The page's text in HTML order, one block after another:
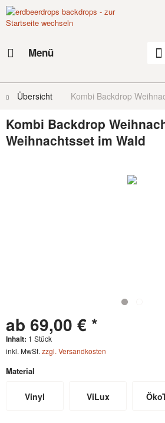
Menü
Übersicht Kombi Backdrop
Kombi Backdrop
Weihnachtsset im Wald
ab 69,00 € *
Inhalt: 1 Stück
inkl. MwSt. zzgl. Versandkosten
Material
Vinyl ViLux